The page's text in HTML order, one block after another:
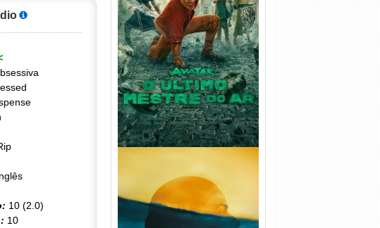
10 (2.0)
10
Avatar: O Último Mestre do
Ar 2ª Temporada Torrent
(2026) WEB-DL 1080p Dual
Áudio